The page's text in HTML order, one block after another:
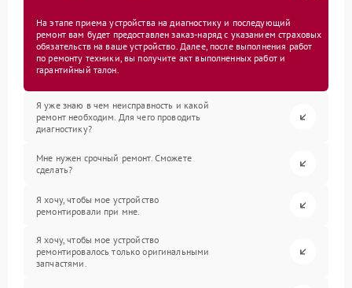
На этапе приема устройства на диагностику и последующий
ремонт вам будет предоставлен заказ-наряд с указанием страховых
обязательств на ваше устройство. Далее, после выполнения работ
по ремонту техники, вы получите акт выполненных работ и
гарантийный талон.
Я уже знаю в чем неисправность и какой
ремонт необходим. Для чего проводить
диагностику?
Мне нужен срочный ремонт. Сможете
сделать?
Я хочу, чтобы мое устройство
ремонтировали при мне.
Я хочу, чтобы мое устройство
ремонтировалось только оригинальными
запчастями.